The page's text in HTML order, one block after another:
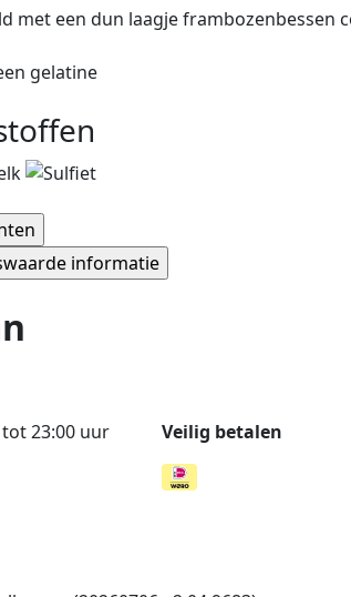
met een dun laagje
gelatine
23:00 uur
Veilig betalen